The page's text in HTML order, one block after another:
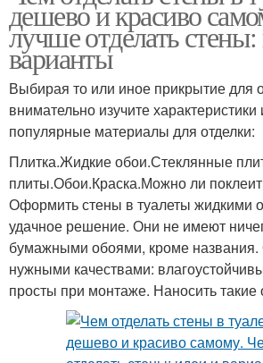
дешево и красиво
лучше отделать
варианты
Выбирая то или иное прикрытие для
внимательно изучите
популярные материалы для отделки:
Плитка.Жидкие обои.Стеклянные
плиты.Обои.Краска.Можно ли
Оформить стены в туалеты жидкими
удачное решение. Они не имеют
бумажными обоями, кроме
нужными качествами:
просты при монтаже. Наносить